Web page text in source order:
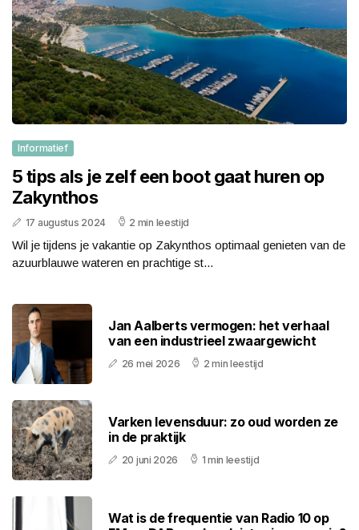
Informatief
5 tips als je zelf een boot gaat huren op
Zakynthos
17 augustus 2024 2 min leestijd
Wil je tijdens je vakantie op Zakynthos optimaal genieten van de
azuurblauwe wateren en prachtige st...
Jan Aalberts vermogen: het verhaal
van een industrieel zwaargewicht
26 mei 2026 2 min leestijd
Varken levensduur: zo oud worden ze
in de praktijk
20 juni 2026 1 min leestijd
Wat is de frequentie van Radio 10 op